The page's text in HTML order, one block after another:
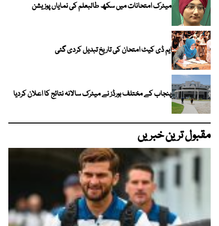
میٹرک امتحانات میں سکھ طالبعلم کی نمایاں پوزیشن
ایم ڈی کیٹ امتحان کی تاریخ تبدیل کردی گئی
پنجاب کے مختلف بورڈز نے میٹرک سالانہ نتائج کا اعلان کردیا
مقبول ترین خبریں